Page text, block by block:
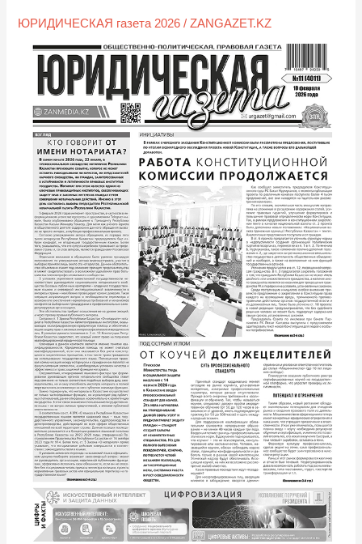
ЮРИДИЧЕСКАЯ газета 2026 /ZANGAZET.KZ
2026
года